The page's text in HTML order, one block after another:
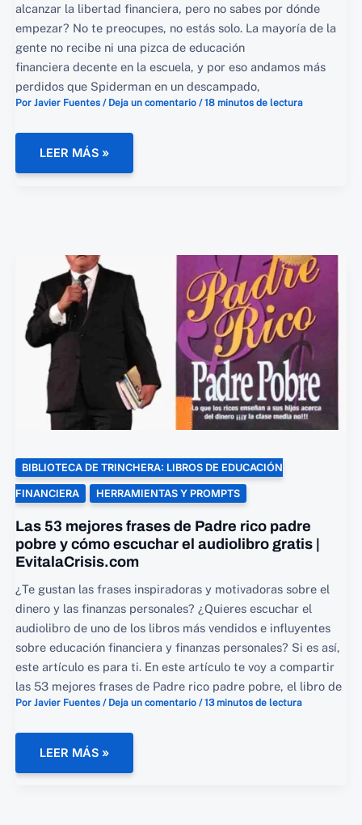
alcanzar la libertad financiera, pero no sabes por dónde
empezar? No te preocupes, no estás solo. La mayoría de la
gente no recibe ni una pizca de educación
financiera decente en la escuela, y por eso andamos más
perdidos que Spiderman en un descampado,
Por Javier Fuentes / Deja un comentario /18 minutos de lectura
¡DEJA
SER
MEJORES
LIBROS
DE
FINANZAS
PERSONALES
LEER MÁS »
BIBLIOTECA DE TRINCHERA: LIBROS DE EDUCACIÓN
FINANCIERA HERRAMIENTAS Y PROMPTS
Las 53 mejores frases de Padre rico padre
pobre y cómo escuchar el audiolibro gratis |
EvitalaCrisis.com
¿Te gustan las frases inspiradoras y motivadoras sobre el
dinero y las finanzas personales? ¿Quieres escuchar el
audiolibro de uno de los libros más vendidos e influyentes
sobre educación financiera y finanzas personales? Si es así,
este artículo es para ti. En este artículo te voy a compartir
las 53 mejores frases de Padre rico padre pobre, el libro de
Por Javier Fuentes / Deja un comentario /13 minutos de lectura
LAS
MEJORES
LEER MÁS »